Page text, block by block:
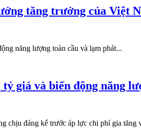
tăng trưởng của Việt
năng lượng toàn cầu và lạm phát...
giá và biến động năng
chịu đáng kể trước áp lực chi phí gia